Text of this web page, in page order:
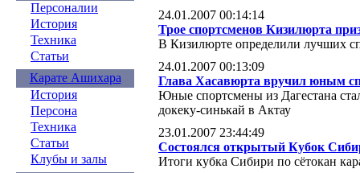
Персоналии
История
Техника
Статьи
Карате Ашихара
История
Персона
Техника
Статьи
Клубы и залы
24.01.2007 00:14:14
Трое спортсменов Кизилюрта
В Кизилюрте определили лучших
24.01.2007 00:13:09
Глава Хасавюрта вручил юным
Юные спортсмены из Дагестана
докеку-синькай в Актау
23.01.2007 23:44:49
Состоялся открытый Кубок
Итоги кубка Сибири по сётокан